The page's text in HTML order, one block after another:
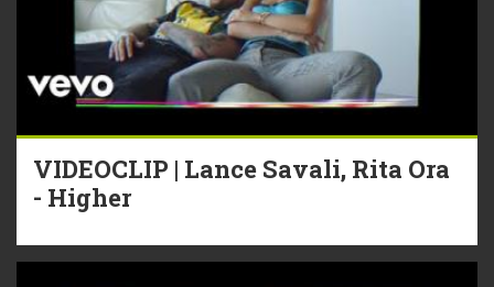
VIDEOCLIP | Lance Savali, Rita Ora
- Higher